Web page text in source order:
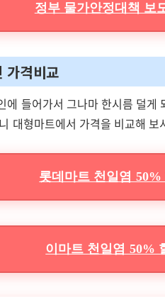
정부 물가안정대책 보
격비교
에 들어가서 그나마 한시름 덜게
대형마트에서 가격을 비교해 보
롯데마트 천일염 50%
이마트 천일염 50%